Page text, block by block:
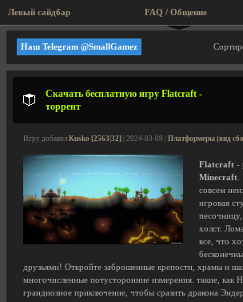
Левый сайдбар FAQ / Общение
Birgere
Наш Telegram @SmallGamez
Скачать бесплатную игру Flatcraft -
торрент
Игру добавил Kusko [2563|32] | 2024-03-09 | Платформеры (вид
Flatcraft -
Minecraft
совсем
игровая
холст.
все, что
друзьями! Откройте заброшенные крепости, храмы и
многочисленные потусторонние измерения. такие, как
грандиозное приключение, чтобы сразить дракона